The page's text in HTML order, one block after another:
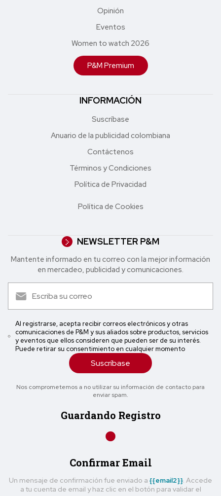
Opinión
Eventos
Women to watch 2026
P&M Premium
INFORMACIÓN
Suscríbase
Anuario de la publicidad colombiana
Contáctenos
Términos y Condiciones
Política de Privacidad
Política de Cookies
NEWSLETTER P&M
Mantente informado en tu correo con la mejor in formación
en mercadeo, publicidad y comunicaciones.
Al registrarse, acepta recibir correos electrónicos y otras
comunicaciones de P&M y sus aliados sobre productos, servicios
y eventos que ellos consideren que pueden ser de su interés.
Puede retirar su consentimiento en cualquier momento
Suscríbase
Nos comprometemos a no utilizar su información de contacto para
enviar spam.
Guardando Registro
Confirmar Email
Un mensaje de confirmación fue enviado a {{email2}} . Accede
a tu cuenta de email y haz clic en el botón para validar el